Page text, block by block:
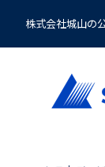
株式会社城山の